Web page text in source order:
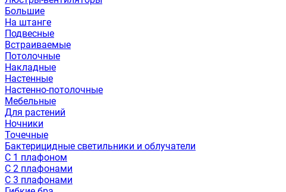
Большие
На штанге
Подвесные
Встраиваемые
Потолочные
Накладные
Настенные
Настенно-потолочные
Мебельные
Для растений
Ночники
Точечные
Бактерицидные светильники и облучатели
С 1 плафоном
С 2 плафонами
С 3 плафонами